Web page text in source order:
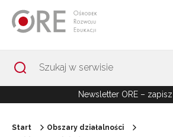
Newsletter ORE –
Start
Obszary działalności